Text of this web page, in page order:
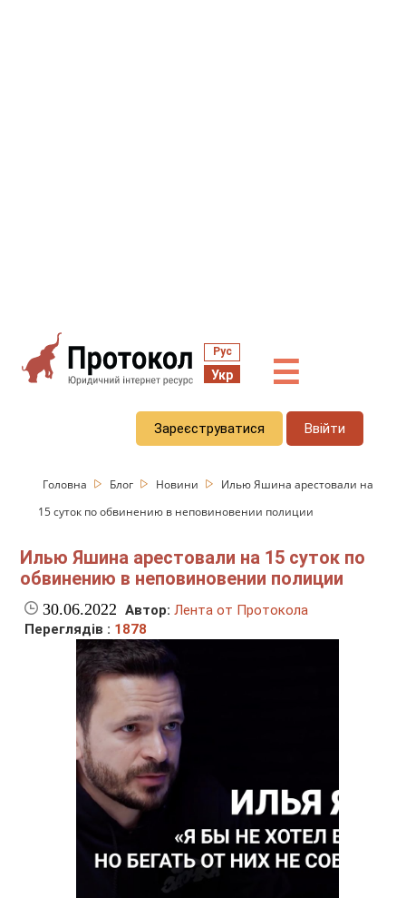
Рус
Укр ☰
Зареєструватися Ввійти
Головна Блог Новини
Илью Яшина арестовали на
15 суток по обвинению в неповиновении полиции
Илью Яшина арестовали на 15 суток по
обвинению в неповиновении полиции
30.06.2022 Автор: Лента от Протокола
Переглядів : 1878